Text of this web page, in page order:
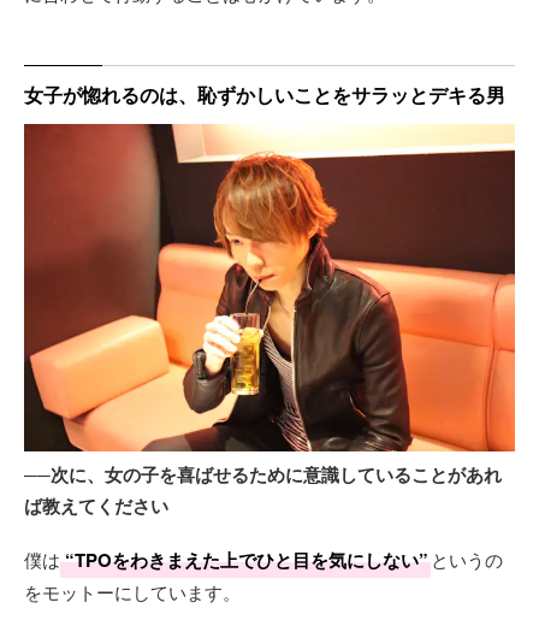
女子が惚れるのは、恥ずかしいことをサラッとデキる男
──次に、女の子を喜ばせるために意識していることがあれ
ば教えてください
僕は “TPOをわきまえた上でひと目を気にしない”というの
をモットーにしています。